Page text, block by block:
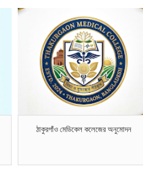
ঠাকুরগাঁও মেডিকেল কলেজের অনুমোদন